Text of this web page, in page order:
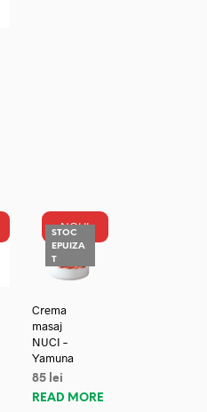
NOU!
STOC
EPUIZA
T
Crema
masaj
NUCI –
Yamuna
85 lei
READ MORE